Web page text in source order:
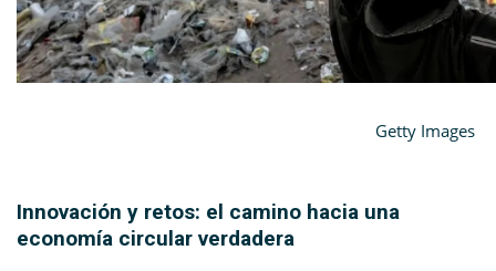
Getty Images
Innovación y retos: el camino hacia una
economía circular verdadera